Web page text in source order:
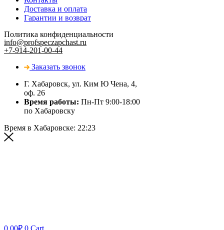
Доставка и оплата
Гарантии и возврат
Политика конфиденциальности
info@profspeczapchast.ru
+7-914-201-00-44
Заказать звонок
Г. Хабаровск, ул. Ким Ю Чена, 4,
оф. 26
Время работы: Пн-Пт 9:00-18:00
по Хабаровску
Время в Хабаровске: 22:23